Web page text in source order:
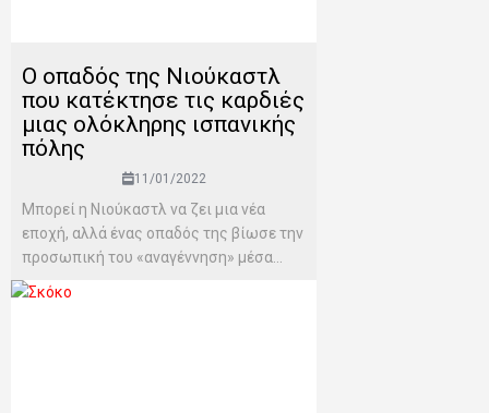
Ο οπαδός της Νιούκαστλ
που κατέκτησε τις καρδιές
μιας ολόκληρης ισπανικής
πόλης
11/01/2022
Μπορεί η Νιούκαστλ να ζει μια νέα
εποχή, αλλά ένας οπαδός της βίωσε την
προσωπική του «αναγέννηση» μέσα...